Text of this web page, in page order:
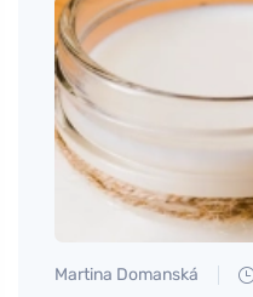
Martina Domanská